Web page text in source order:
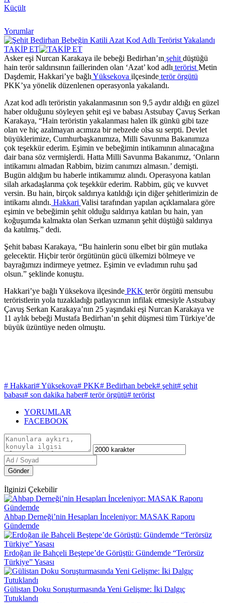
Küçült
Yorumlar
TAKİP ET
Asker eşi Nurcan Karakaya ile bebeği Bedirhan’ın şehit düştüğü
hain terör saldırısının faillerinden olan ‘Azat’ kod adlı terörist Metin
Daşdemir, Hakkari’ye bağlı Yüksekova ilçesinde terör örgütü
PKK’ya yönelik düzenlenen operasyonla yakalandı.
Azat kod adlı teröristin yakalanmasının son 9,5 aydır aldığı en güzel
haber olduğunu söyleyen şehit eşi ve babası Astsubay Çavuş Serkan
Karakaya, “Hain teröristin yakalanması halen ilk günkü gibi taze
olan ve hiç azalmayan acımıza bir nebzede olsa su serpti. Devlet
büyüklerimize, Cumhurbaşkanımıza, Milli Savunma Bakanımıza
çok teşekkür ederim. Eşimin ve bebeğimin intikamının alınacağına
dair bana söz vermişlerdi. Hatta Milli Savunma Bakanımız, ‘Onların
intikamını almadan Rabbim, bizim canımızı almasın.’ demişti.
Bugün aldığım bu haberle intikamımız alındı. Operasyona katılan
silah arkadaşlarıma çok teşekkür ederim. Rabbim, güç ve kuvvet
versin. Bu hain, birçok saldırıya katıldığı için diğer şehitlerimizin de
intikamı alındı. Hakkari Valisi tarafından yapılan açıklamalara göre
eşimin ve bebeğimin şehit olduğu saldırıya katılan bu hain, yan
koğuşumda kalmakta olan Serkan uzmanın şehit düştüğü saldırıya
da katılmış.” dedi.
Şehit babası Karakaya, “Bu hainlerin sonu elbet bir gün mutlaka
gelecektir. Hiçbir terör örgütünün gücü ülkemizi bölmeye ve
bayrağımızı indirmeye yetmez. Eşimin ve evladımın ruhu şad
olsun.” şeklinde konuştu.
Hakkari’ye bağlı Yüksekova ilçesinde PKK terör örgütü mensubu
teröristlerin yola tuzakladığı patlayıcının infilak etmesiyle Astsubay
Çavuş Serkan Karakaya’nın 25 yaşındaki eşi Nurcan Karakaya ve
11 aylık bebeği Mustafa Bedirhan’ın şehit düşmesi tüm Türkiye’de
büyük üzüntüye neden olmuştu.
# Hakkari# Yüksekova# PKK# Bedirhan bebek# şehit# şehit
babası# son dakika haber# terör örgütü# terörist
YORUMLAR
FACEBOOK
Gönder
İlginizi Çekebilir
Ahbap Derneği’nin Hesapları İnceleniyor: MASAK Raporu
Gündemde
Erdoğan ile Bahçeli Beştepe’de Görüştü: Gündemde “Terörsüz
Türkiye” Yasası
Gülistan Doku Soruşturmasında Yeni Gelişme: İki Dalgıç
Tutuklandı